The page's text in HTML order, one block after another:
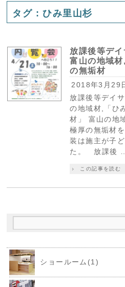
タグ : ひみ里山杉
放課後等デ
富山の地域
の無垢材
2018年3月29
放課後等デイ
の地域材,「ひ
材」 富山の地
極厚の無垢材
装は施主が子
た。 放課後 …
この記事を読む
ショールーム(1)